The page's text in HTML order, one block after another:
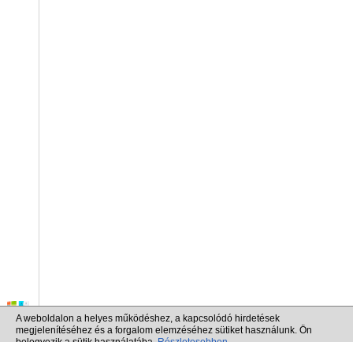
A weboldalon a helyes működéshez, a kapcsolódó hirdetések
megjelenítéséhez és a forgalom elemzéséhez sütiket használunk. Ön